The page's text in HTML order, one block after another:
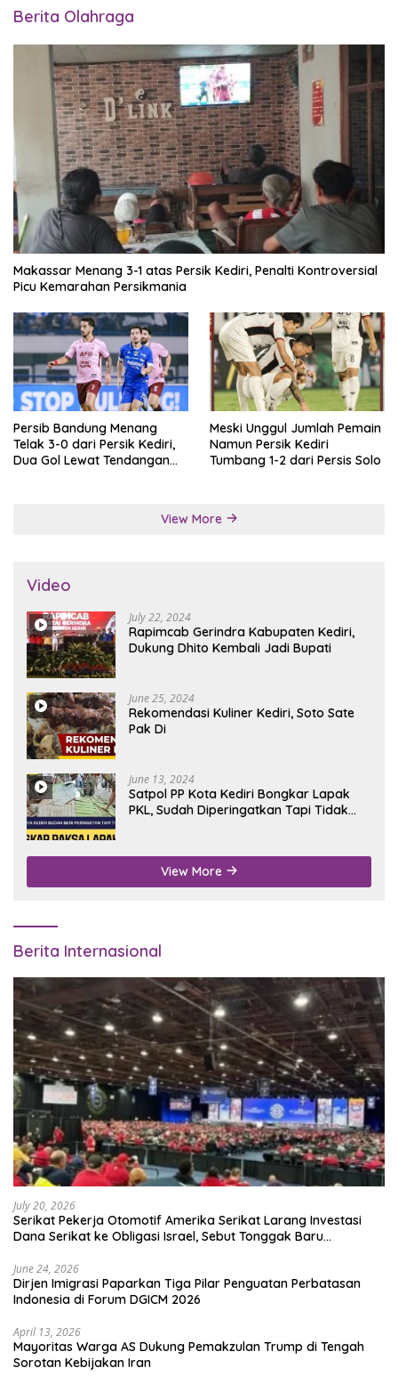
Berita Olahraga
Makassar Menang 3-1 atas Persik Kediri, Penalti Kontroversial
Picu Kemarahan Persikmania
Persib Bandung Menang
Telak 3-0 dari Persik Kediri,
Dua Gol Lewat Tendangan
Meski Unggul Jumlah Pemain
Namun Persik Kediri
Tumbang 1-2 dari Persis Solo
View More
Video
July 22, 2024
Rapimcab Gerindra Kabupaten Kediri,
Dukung Dhito Kembali Jadi Bupati
June 25, 2024
Rekomendasi Kuliner Kediri, Soto Sate
Pak Di
June 13, 2024
Satpol PP Kota Kediri Bongkar Lapak
PKL, Sudah Diperingatkan Tapi Tidak
View More
Berita Internasional
July 20, 2026
Serikat Pekerja Otomotif Amerika Serikat Larang Investasi
Dana Serikat ke Obligasi Israel, Sebut Tonggak Baru
June 24, 2026
Dirjen Imigrasi Paparkan Tiga Pilar Penguatan Perbatasan
Indonesia di Forum DGICM 2026
April 13, 2026
Mayoritas Warga AS Dukung Pemakzulan Trump di Tengah
Sorotan Kebijakan Iran